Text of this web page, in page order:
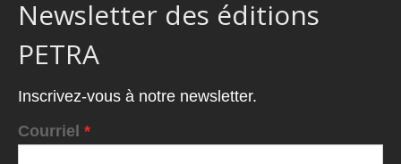
Newsletter des éditions
PETRA
Inscrivez-vous à notre newsletter.
Courriel *